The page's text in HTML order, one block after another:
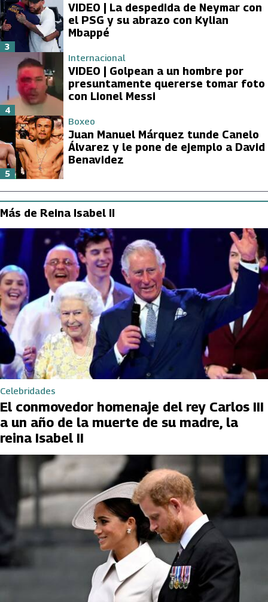
VIDEO | La despedida de Neymar con
el PSG y su abrazo con Kylian
Mbappé
3
Internacional
VIDEO | Golpean a un hombre por
presuntamente quererse tomar foto
con Lionel Messi
4
Boxeo
Juan Manuel Márquez tunde Canelo
Álvarez y le pone de ejemplo a David
Benavidez
5
Más de Reina Isabel II
Celebridades
El conmovedor homenaje del rey Carlos III
a un año de la muerte de su madre, la
reina Isabel II